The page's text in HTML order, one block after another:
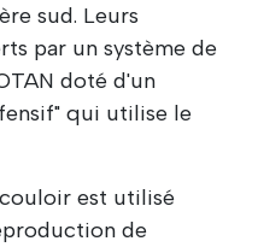
sud. Leurs
par un système de
doté d'un
qui utilise le
est utilisé
de